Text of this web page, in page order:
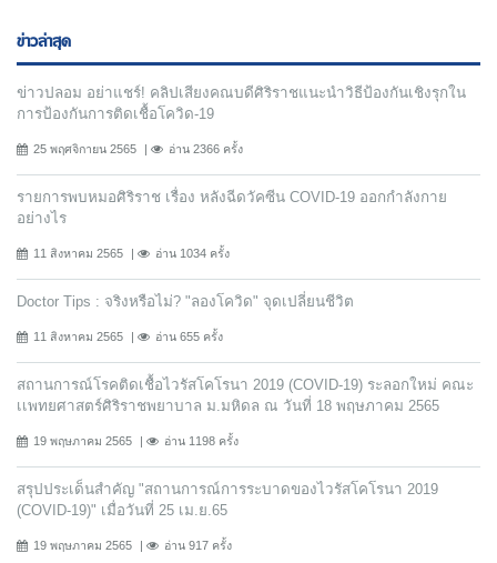
ข่าวล่าสุด
ข่าวปลอม อย่าแชร์! คลิปเสียงคณบดีศิริราชแนะนำวิธีป้องกันเชิงรุกใน
การป้องกันการติดเชื้อโควิด-19
25 พฤศจิกายน 2565 อ่าน 2366 ครั้ง
รายการพบหมอศิริราช เรื่อง หลังฉีดวัคซีน COVID-19 ออกกำลังกาย
อย่างไร
11 สิงหาคม 2565 อ่าน 1034 ครั้ง
Doctor Tips : จริงหรือไม่? "ลองโควิด" จุดเปลี่ยนชีวิต
11 สิงหาคม 2565 อ่าน 655 ครั้ง
สถานการณ์โรคติดเชื้อไวรัสโคโรนา 2019 (COVID-19) ระลอกใหม่ คณะ
เเพทยศาสตร์ศิริราชพยาบาล ม.มหิดล ณ วันที่ 18 พฤษภาคม 2565
19 พฤษภาคม 2565 อ่าน 1198 ครั้ง
สรุปประเด็นสำคัญ "สถานการณ์การระบาดของไวรัสโคโรนา 2019
(COVID-19)" เมื่อวันที่ 25 เม.ย.65
19 พฤษภาคม 2565 อ่าน 917 ครั้ง